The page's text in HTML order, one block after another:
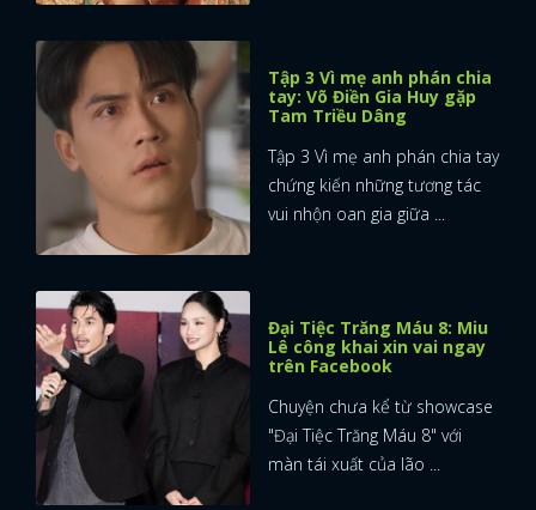
Tập 3 Vì mẹ anh phán chia
tay: Võ Điền Gia Huy gặp
Tam Triều Dâng
Tập 3 Vì mẹ anh phán chia tay
chứng kiến những tương tác
vui nhộn oan gia giữa ...
Đại Tiệc Trăng Máu 8: Miu
Lê công khai xin vai ngay
trên Facebook
Chuyện chưa kể từ showcase
"Đại Tiệc Trăng Máu 8" với
màn tái xuất của lão ...